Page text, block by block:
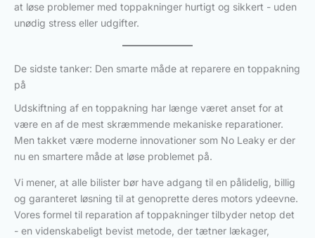
at løse problemer med toppakninger hurtigt og sikkert - uden
unødig stress eller udgifter.
De sidste tanker: Den smarte måde at reparere en toppakning
på
Udskiftning af en toppakning har længe været anset for at
være en af de mest skræmmende mekaniske reparationer.
Men takket være moderne innovationer som No Leaky er der
nu en smartere måde at løse problemet på.
Vi mener, at alle bilister bør have adgang til en pålidelig, billig
og garanteret løsning til at genoprette deres motors ydeevne.
Vores formel til reparation af toppakninger tilbyder netop det
- en videnskabeligt bevist metode, der tætner lækager,